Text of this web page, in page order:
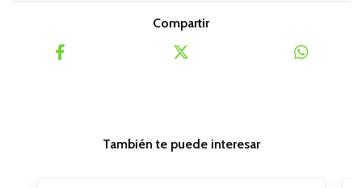
Compartir
También te puede interesar